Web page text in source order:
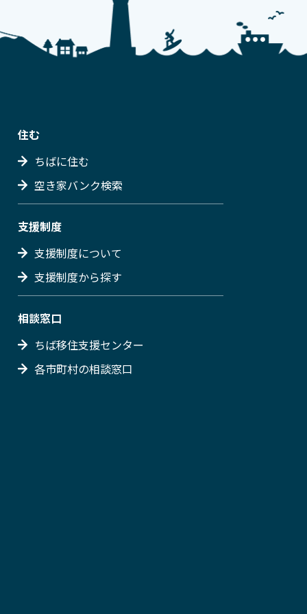
住む
ちばに住む
空き家バンク検索
支援制度
支援制度について
支援制度から探す
相談窓口
ちば移住支援センター
各市町村の相談窓口